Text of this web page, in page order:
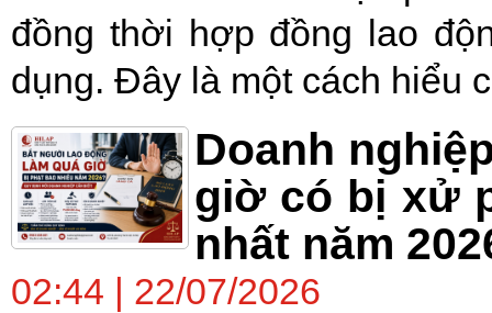
đồng thời hợp đồng lao
dụng. Đây là một cách hiểu
Doanh
giờ có bị xử
nhất năm
02:44 | 22/07/2026